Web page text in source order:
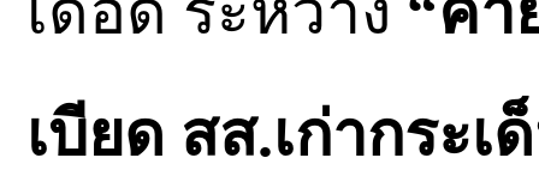
เบียด สส.เก่ากระเ